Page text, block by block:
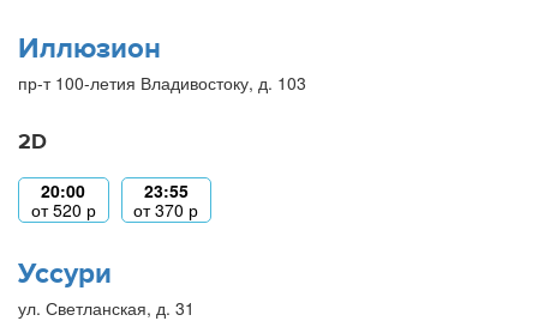
Иллюзион
пр-т 100-летия Владивостоку, д. 103
2D
20:00
от520 р
23:55
от370 р
Уссури
ул. Светланская, д. 31